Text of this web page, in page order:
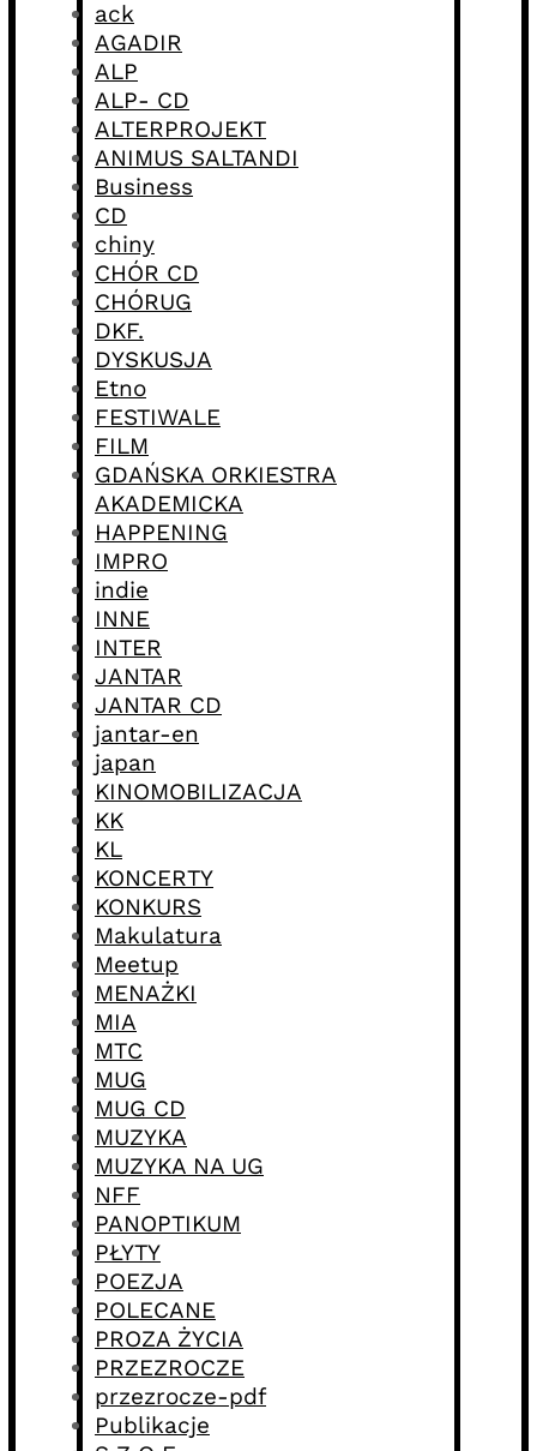
ack
AGADIR
ALP
ALP- CD
ALTERPROJEKT
ANIMUS SALTANDI
Business
CD
chiny
CHÓR CD
CHÓRUG
DKF.
DYSKUSJA
Etno
FESTIWALE
FILM
GDAŃSKA ORKIESTRA
AKADEMICKA
HAPPENING
IMPRO
indie
INNE
INTER
JANTAR
JANTAR CD
jantar-en
japan
KINOMOBILIZACJA
KK
KL
KONCERTY
KONKURS
Makulatura
Meetup
MENAŻKI
MIA
MTC
MUG
MUG CD
MUZYKA
MUZYKA NA UG
NFF
PANOPTIKUM
PŁYTY
POEZJA
POLECANE
PROZA ŻYCIA
PRZEZROCZE
przezrocze-pdf
Publikacje